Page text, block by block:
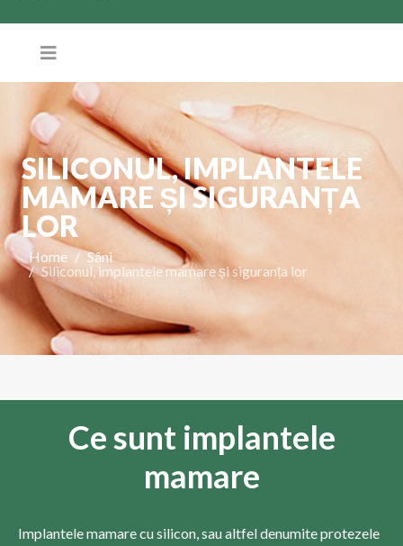
SILICONUL, IMPLANTELE
MAMARE ȘI SIGURANȚA
LOR
Home
Sâni
Siliconul, implantele mamare și siguranța lor
Ce sunt implantele
mamare
Implantele mamare cu silicon, sau altfel denumite protezele